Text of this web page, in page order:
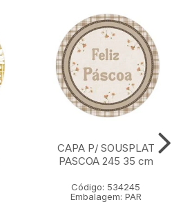
CAPA P/ SOUSPLAT
PASCOA 245 35 cm
Código: 534245
Embalagem: PAR